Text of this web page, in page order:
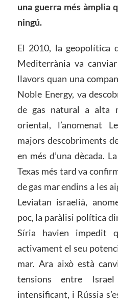
una guerra més àmplia
ningú.
El 2010, la geopolítica
Mediterrània va
llavors quan una
Noble Energy, va
de gas natural a alta
oriental, l’anomenat
majors descobriments
en més d’una dècada.
Texas més tard va
de gas mar endins a les
Leviatan israelià,
poc, la paràlisi política
Síria havien impedit
activament el seu
mar. Ara això està
tensions entre
intensificant, i Rússia